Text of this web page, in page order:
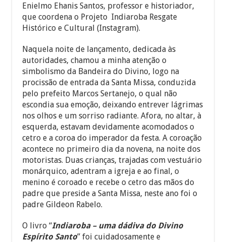
Enielmo Ehanis Santos, professor e historiador,
que coordena o Projeto Indiaroba Resgate
Histórico e Cultural (Instagram).
Naquela noite de lançamento, dedicada às
autoridades, chamou a minha atenção o
simbolismo da Bandeira do Divino, logo na
procissão de entrada da Santa Missa, conduzida
pelo prefeito Marcos Sertanejo, o qual não
escondia sua emoção, deixando entrever lágrimas
nos olhos e um sorriso radiante. Afora, no altar, à
esquerda, estavam devidamente acomodados o
cetro e a coroa do imperador da festa. A coroação
acontece no primeiro dia da novena, na noite dos
motoristas. Duas crianças, trajadas com vestuário
monárquico, adentram a igreja e ao final, o
menino é coroado e recebe o cetro das mãos do
padre que preside a Santa Missa, neste ano foi o
padre Gildeon Rabelo.
O livro “Indiaroba – uma dádiva do Divino
Espírito Santo” foi cuidadosamente e